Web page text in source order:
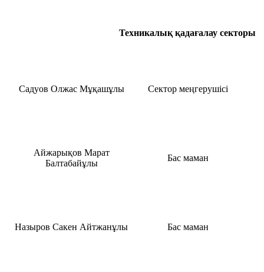
Техникалық қадағалау секторы
Садуов Олжас Мұқашұлы Сектор меңгерушісі
Айжарықов Марат
Балтабайұлы
Бас маман
Назыров Сакен Айтжанұлы Бас маман